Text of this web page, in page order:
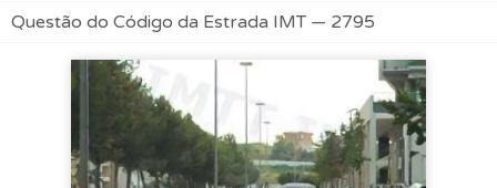
Questão do Código da Estrada IMT — 2795